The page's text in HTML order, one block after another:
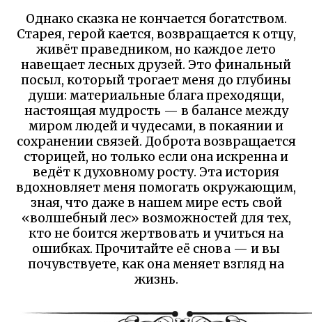
Однако сказка не кончается богатством.
Старея, герой кается, возвращается к отцу,
живёт праведником, но каждое лето
навещает лесных друзей. Это финальный
посыл, который трогает меня до глубины
души: материальные блага преходящи,
настоящая мудрость — в балансе между
миром людей и чудесами, в покаянии и
сохранении связей. Доброта возвращается
сторицей, но только если она искренна и
ведёт к духовному росту. Эта история
вдохновляет меня помогать окружающим,
зная, что даже в нашем мире есть свой
«волшебный лес» возможностей для тех,
кто не боится жертвовать и учиться на
ошибках. Прочитайте её снова — и вы
почувствуете, как она меняет взгляд на
жизнь.